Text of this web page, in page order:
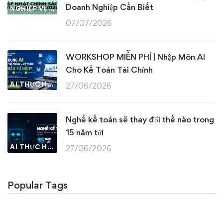
NGHIỆP VỤ KẾ TOÁN & THUẾ
Doanh Nghiệp Cần Biết
07/07/2026
AI THỰC HÀNH
WORKSHOP MIỄN PHÍ | Nhập Môn AI
Cho Kế Toán Tài Chính
27/06/2026
AI THỰC HÀNH
Nghề kế toán sẽ thay đổi thế nào trong
15 năm tới
27/06/2026
Popular Tags